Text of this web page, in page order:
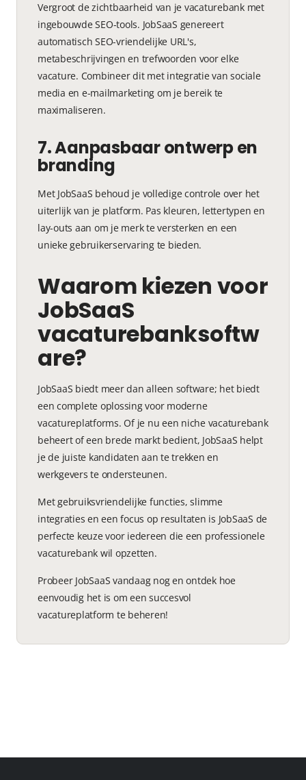
Vergroot de zichtbaarheid van je vacaturebank met
ingebouwde SEO-tools. JobSaaS genereert
automatisch SEO-vriendelijke URL's,
metabeschrijvingen en trefwoorden voor elke
vacature. Combineer dit met integratie van sociale
media en e-mailmarketing om je bereik te
maximaliseren.
7. Aanpasbaar ontwerp en
branding
Met JobSaaS behoud je volledige controle over het
uiterlijk van je platform. Pas kleuren, lettertypen en
lay-outs aan om je merk te versterken en een
unieke gebruikerservaring te bieden.
Waarom kiezen voor
JobSaaS
vacaturebanksoftw
are?
JobSaaS biedt meer dan alleen software; het biedt
een complete oplossing voor moderne
vacatureplatforms. Of je nu een niche vacaturebank
beheert of een brede markt bedient, JobSaaS helpt
je de juiste kandidaten aan te trekken en
werkgevers te ondersteunen.
Met gebruiksvriendelijke functies, slimme
integraties en een focus op resultaten is JobSaaS de
perfecte keuze voor iedereen die een professionele
vacaturebank wil opzetten.
Probeer JobSaaS vandaag nog en ontdek hoe
eenvoudig het is om een succesvol
vacatureplatform te beheren!